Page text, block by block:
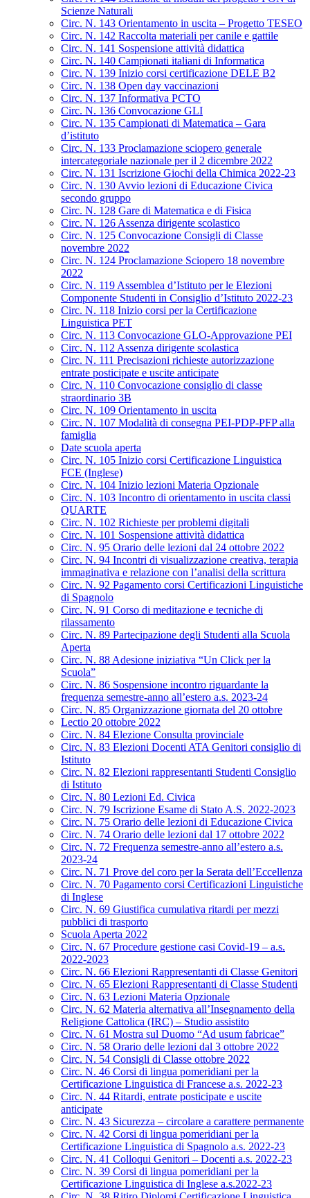
Scienze Naturali
Circ. N. 143 Orientamento in uscita – Progetto TESEO
Circ. N. 142 Raccolta materiali per canile e gattile
Circ. N. 141 Sospensione attività didattica
Circ. N. 140 Campionati italiani di Informatica
Circ. N. 139 Inizio corsi certificazione DELE B2
Circ. N. 138 Open day vaccinazioni
Circ. N. 137 Informativa PCTO
Circ. N. 136 Convocazione GLI
Circ. N. 135 Campionati di Matematica – Gara
d’istituto
Circ. N. 133 Proclamazione sciopero generale
intercategoriale nazionale per il 2 dicembre 2022
Circ. N. 131 Iscrizione Giochi della Chimica 2022-23
Circ. N. 130 Avvio lezioni di Educazione Civica
secondo gruppo
Circ. N. 128 Gare di Matematica e di Fisica
Circ. N. 126 Assenza dirigente scolastico
Circ. N. 125 Convocazione Consigli di Classe
novembre 2022
Circ. N. 124 Proclamazione Sciopero 18 novembre
2022
Circ. N. 119 Assemblea d’Istituto per le Elezioni
Componente Studenti in Consiglio d’Istituto 2022-23
Circ. N. 118 Inizio corsi per la Certificazione
Linguistica PET
Circ. N. 113 Convocazione GLO-Approvazione PEI
Circ. N. 112 Assenza dirigente scolastica
Circ. N. 111 Precisazioni richieste autorizzazione
entrate posticipate e uscite anticipate
Circ. N. 110 Convocazione consiglio di classe
straordinario 3B
Circ. N. 109 Orientamento in uscita
Circ. N. 107 Modalità di consegna PEI-PDP-PFP alla
famiglia
Date scuola aperta
Circ. N. 105 Inizio corsi Certificazione Linguistica
FCE (Inglese)
Circ. N. 104 Inizio lezioni Materia Opzionale
Circ. N. 103 Incontro di orientamento in uscita classi
QUARTE
Circ. N. 102 Richieste per problemi digitali
Circ. N. 101 Sospensione attività didattica
Circ. N. 95 Orario delle lezioni dal 24 ottobre 2022
Circ. N. 94 Incontri di visualizzazione creativa, terapia
immaginativa e relazione con l’analisi della scrittura
Circ. N. 92 Pagamento corsi Certificazioni Linguistiche
di Spagnolo
Circ. N. 91 Corso di meditazione e tecniche di
rilassamento
Circ. N. 89 Partecipazione degli Studenti alla Scuola
Aperta
Circ. N. 88 Adesione iniziativa “Un Click per la
Scuola”
Circ. N. 86 Sospensione incontro riguardante la
frequenza semestre-anno all’estero a.s. 2023-24
Circ. N. 85 Organizzazione giornata del 20 ottobre
Lectio 20 ottobre 2022
Circ. N. 84 Elezione Consulta provinciale
Circ. N. 83 Elezioni Docenti ATA Genitori consiglio di
Istituto
Circ. N. 82 Elezioni rappresentanti Studenti Consiglio
di Istituto
Circ. N. 80 Lezioni Ed. Civica
Circ. N. 79 Iscrizione Esame di Stato A.S. 2022-2023
Circ. N. 75 Orario delle lezioni di Educazione Civica
Circ. N. 74 Orario delle lezioni dal 17 ottobre 2022
Circ. N. 72 Frequenza semestre-anno all’estero a.s.
2023-24
Circ. N. 71 Prove del coro per la Serata dell’Eccellenza
Circ. N. 70 Pagamento corsi Certificazioni Linguistiche
di Inglese
Circ. N. 69 Giustifica cumulativa ritardi per mezzi
pubblici di trasporto
Scuola Aperta 2022
Circ. N. 67 Procedure gestione casi Covid-19 – a.s.
2022-2023
Circ. N. 66 Elezioni Rappresentanti di Classe Genitori
Circ. N. 65 Elezioni Rappresentanti di Classe Studenti
Circ. N. 63 Lezioni Materia Opzionale
Circ. N. 62 Materia alternativa all’Insegnamento della
Religione Cattolica (IRC) – Studio assistito
Circ. N. 61 Mostra sul Duomo “Ad usum fabricae”
Circ. N. 58 Orario delle lezioni dal 3 ottobre 2022
Circ. N. 54 Consigli di Classe ottobre 2022
Circ. N. 46 Corsi di lingua pomeridiani per la
Certificazione Linguistica di Francese a.s. 2022-23
Circ. N. 44 Ritardi, entrate posticipate e uscite
anticipate
Circ. N. 43 Sicurezza – circolare a carattere permanente
Circ. N. 42 Corsi di lingua pomeridiani per la
Certificazione Linguistica di Spagnolo a.s. 2022-23
Circ. N. 41 Colloqui Genitori – Docenti a.s. 2022-23
Circ. N. 39 Corsi di lingua pomeridiani per la
Certificazione Linguistica di Inglese a.s.2022-23